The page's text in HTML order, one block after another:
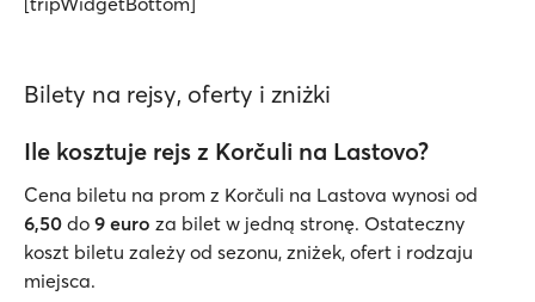
Bilety na rejsy, oferty i zniżki
Ile kosztuje rejs z Korčuli na Lastovo?
Cena biletu na prom z Korčuli na Lastova wynosi od
6,50 do 9 euro za bilet w jedną stronę. Ostateczny
koszt biletu zależy od sezonu, zniżek, ofert i rodzaju
miejsca.